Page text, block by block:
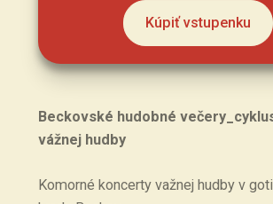
Kúpiť vstupenku
Beckovské hudobné
vážnej hudby
Komorné koncerty važnej hudby v